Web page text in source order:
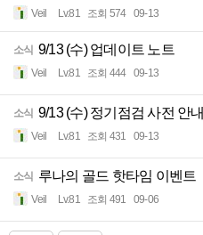
Veil Lv.81 조회 574 09-13
소식 9/13 (수) 업데이트 노트
Veil Lv.81 조회 444 09-13
소식 9/13 (수) 정기점검 사전 안내
Veil Lv.81 조회 431 09-13
소식 루나의 골드 핫타임 이벤트
Veil Lv.81 조회 491 09-06